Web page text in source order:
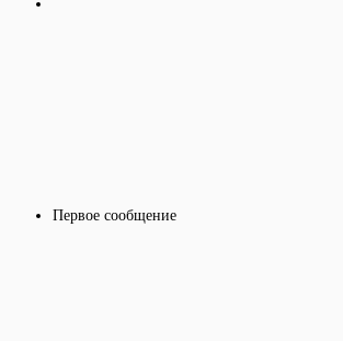
Первое сообщение